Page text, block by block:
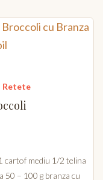
Retete
cartof mediu 1/2 telina
50 – 100 g branza cu